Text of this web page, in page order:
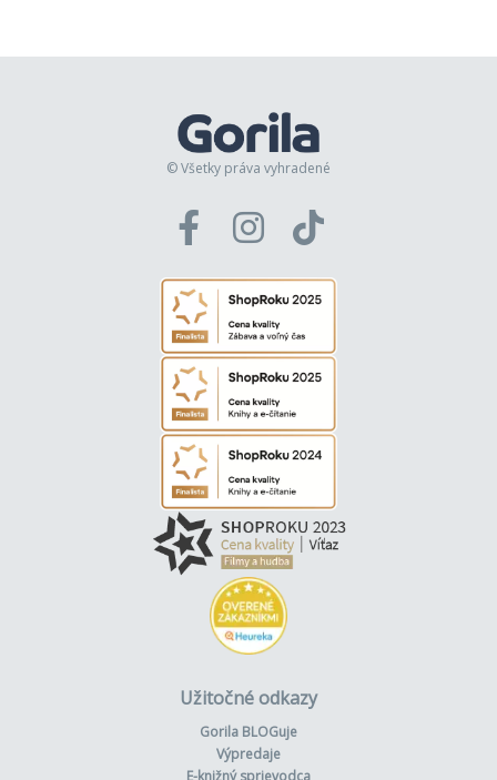
© Všetky práva vyhradené
Užitočné odkazy
Gorila BLOGuje
Výpredaje